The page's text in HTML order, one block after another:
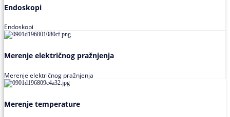
Endoskopi
Endoskopi
Merenje električnog pražnjenja
Merenje električnog pražnjenja
Merenje temperature